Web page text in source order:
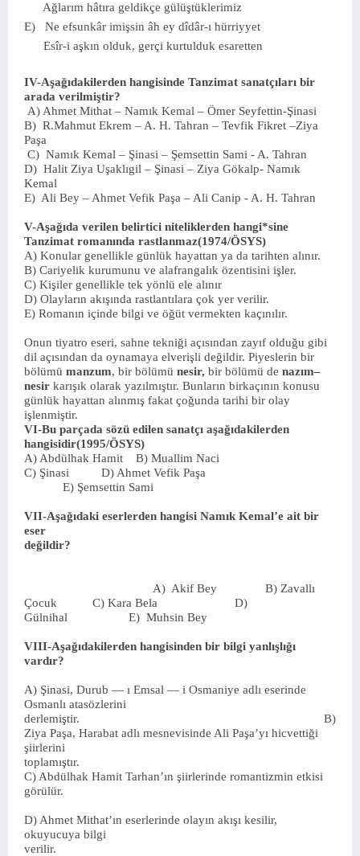
Ağlarım hâtıra geldikçe gülüştüklerimiz
E) Ne efsunkâr imişsin âh ey dîdâr-ı hürriyyet
Esîr-i aşkın olduk, gerçi kurtulduk esaretten
IV-Aşağıdakilerden hangisinde Tanzimat sanatçıları bir
arada verilmiştir?
A) Ahmet Mithat – Namık Kemal – Ömer Seyfettin-Şinasi
B) R.Mahmut Ekrem – A. H. Tahran – Tevfik Fikret –Ziya
Paşa
C) Namık Kemal – Şinasi – Şemsettin Sami - A. Tahran
D) Halit Ziya Uşaklıgil – Şinasi – Ziya Gökalp- Namık
Kemal
E) Ali Bey – Ahmet Vefik Paşa – Ali Canip - A. H. Tahran
V-Aşağıda verilen belirtici niteliklerden hangi*sine
Tanzimat romanında rastlanmaz(1974/ÖSYS)
A) Konular genellikle günlük hayattan ya da tarihten alınır.
B) Cariyelik kurumunu ve alafrangalık özentisini işler.
C) Kişiler genellikle tek yönlü ele alınır
D) Olayların akışında rastlantılara çok yer verilir.
E) Romanın içinde bilgi ve öğüt vermekten kaçınılır.
Onun tiyatro eseri, sahne tekniği açısından zayıf olduğu gibi
dil açısından da oynamaya elverişli değildir. Piyeslerin bir
bölümü manzum, bir bölümü nesir, bir bölümü de nazım–
nesir karışık olarak yazılmıştır. Bunların birkaçının konusu
günlük hayattan alınmış fakat çoğunda tarihi bir olay
işlenmiştir.
VI-Bu parçada sözü edilen sanatçı aşağıdakilerden
hangisidir(1995/ÖSYS)
A) Abdülhak Hamit B) Muallim Naci
C) Şinasi D) Ahmet Vefik Paşa
E) Şemsettin Sami
VII-Aşağıdaki eserlerden hangisi Namık Kemal’e ait bir
eser
değildir?
A) Akif Bey B) Zavallı
Çocuk C) Kara Bela D)
Gülnihal E) Muhsin Bey
VIII-Aşağıdakilerden hangisinden bir bilgi yanlışlığı
vardır?
A) Şinasi, Durub — ı Emsal — i Osmaniye adlı eserinde
Osmanlı atasözlerini
derlemiştir. B)
Ziya Paşa, Harabat adlı mesnevisinde Ali Paşa’yı hicvettiği
şiirlerini
toplamıştır.
C) Abdülhak Hamit Tarhan’ın şiirlerinde romantizmin etkisi
görülür.
D) Ahmet Mithat’ın eserlerinde olayın akışı kesilir,
okuyucuya bilgi
verilir.